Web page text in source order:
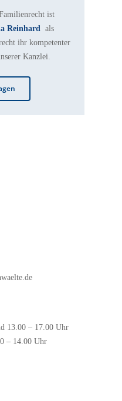
ist
Reinhard als
ihr kompetenter
Kanzlei.
13.00 – 17.00 Uhr
– 14.00 Uhr